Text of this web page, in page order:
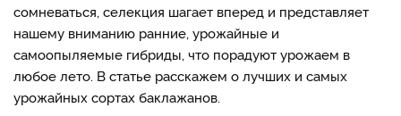
сомневаться, селекция шагает вперед и представляет
нашему вниманию ранние, урожайные и
самоопыляемые гибриды, что порадуют урожаем в
любое лето. В статье расскажем о лучших и самых
урожайных сортах баклажанов.